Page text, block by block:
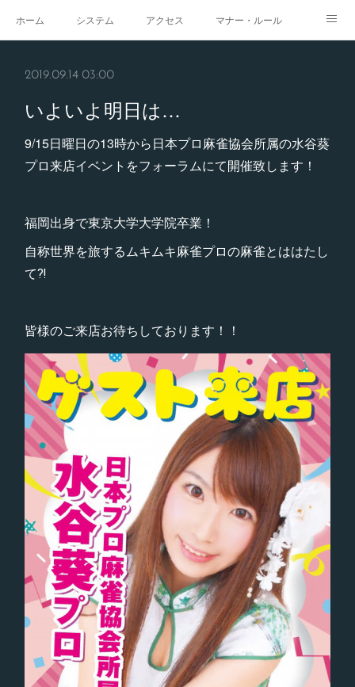
ホーム システム アクセス マナー・ルール
2019.09.14 03:00
いよいよ明日は…
9/15日曜日の13時から日本プロ麻雀協会所属の水谷葵
プロ来店イベントをフォーラムにて開催致します！
福岡出身で東京大学大学院卒業！
自称世界を旅するムキムキ麻雀プロの麻雀とははたし
て⁈
皆様のご来店お待ちしております！！